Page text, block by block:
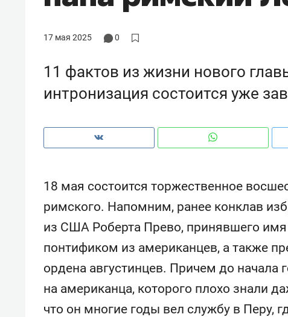
17 мая 2025 0
11 фактов из жизни нового
интронизация состоится уже
18 мая состоится торжественное
римского. Напомним, ранее конклав
из США Роберта Прево, принявшего
понтификом из американцев, а также
ордена августинцев. Причем до начала
на американца, которого плохо знали
что он многие годы вел службу в Перу,
Мексика, рок-концерт
и вагон с чак-чаком: как
в Менделеевске прошла
«Гонка Героев»
30
лечит